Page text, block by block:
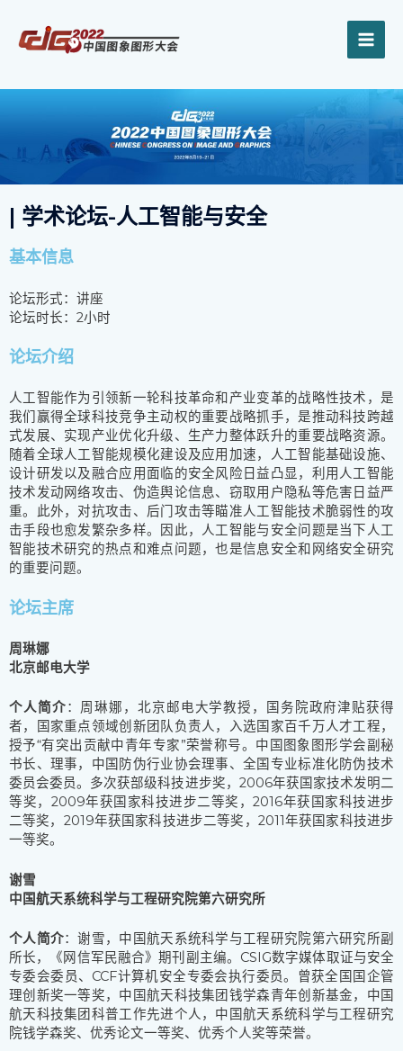
| 学术论坛-人工智能与安全
基本信息
论坛形式：讲座
论坛时长：2小时
论坛介绍
人工智能作为引领新一轮科技革命和产业变革的战略性技术，是
我们赢得全球科技竞争主动权的重要战略抓手，是推动科技跨越
式发展、实现产业优化升级、生产力整体跃升的重要战略资源。
随着全球人工智能规模化建设及应用加速，人工智能基础设施、
设计研发以及融合应用面临的安全风险日益凸显，利用人工智能
技术发动网络攻击、伪造舆论信息、窃取用户隐私等危害日益严
重。此外，对抗攻击、后门攻击等瞄准人工智能技术脆弱性的攻
击手段也愈发繁杂多样。因此，人工智能与安全问题是当下人工
智能技术研究的热点和难点问题，也是信息安全和网络安全研究
的重要问题。
论坛主席
周琳娜
北京邮电大学
个人简介：周琳娜，北京邮电大学教授，国务院政府津贴获得
者，国家重点领域创新团队负责人，入选国家百千万人才工程，
授予“有突出贡献中青年专家”荣誉称号。中国图象图形学会副秘
书长、理事，中国防伪行业协会理事、全国专业标准化防伪技术
委员会委员。多次获部级科技进步奖，2006年获国家技术发明二
等奖，2009年获国家科技进步二等奖，2016年获国家科技进步
二等奖，2019年获国家科技进步二等奖，2011年获国家科技进步
一等奖。
谢雪
中国航天系统科学与工程研究院第六研究所
个人简介：谢雪，中国航天系统科学与工程研究院第六研究所副
所长，《网信军民融合》期刊副主编。CSIG数字媒体取证与安全
专委会委员、CCF计算机安全专委会执行委员。曾获全国国企管
理创新奖一等奖，中国航天科技集团钱学森青年创新基金，中国
航天科技集团科普工作先进个人，中国航天系统科学与工程研究
院钱学森奖、优秀论文一等奖、优秀个人奖等荣誉。